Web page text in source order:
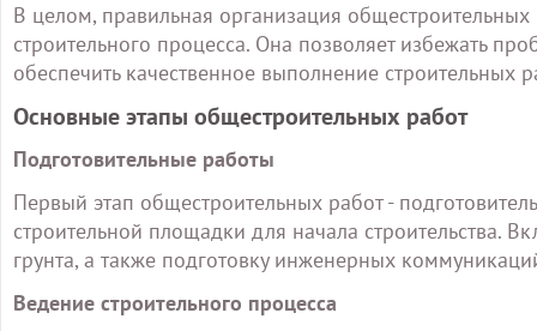
В целом, правильная организация
строительного процесса. Она позволяет избежать
обеспечить качественное выполнение строительных
Основные этапы общестроительных работ
Подготовительные работы
Первый этап общестроительных работ -
строительной площадки для начала строительства.
грунта, а также подготовку инженерных
Ведение строительного процесса